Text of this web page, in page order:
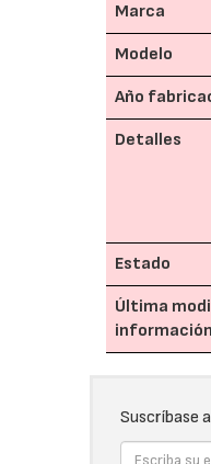
Marca
Modelo
Año
Detalles
Estado
Última
información
Suscríbase